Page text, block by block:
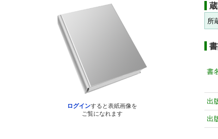
ログインすると表紙画像を
ご覧になれます
所
書
出
出